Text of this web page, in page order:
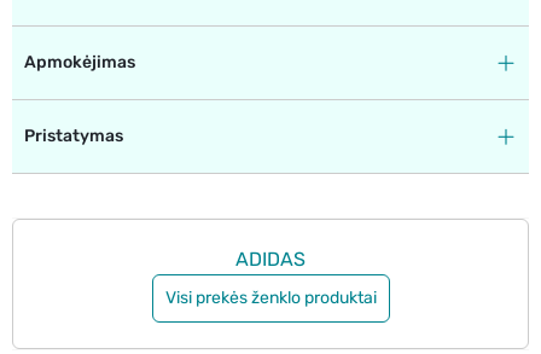
Apmokėjimas
Pristatymas
ADIDAS
Visi prekės ženklo produktai